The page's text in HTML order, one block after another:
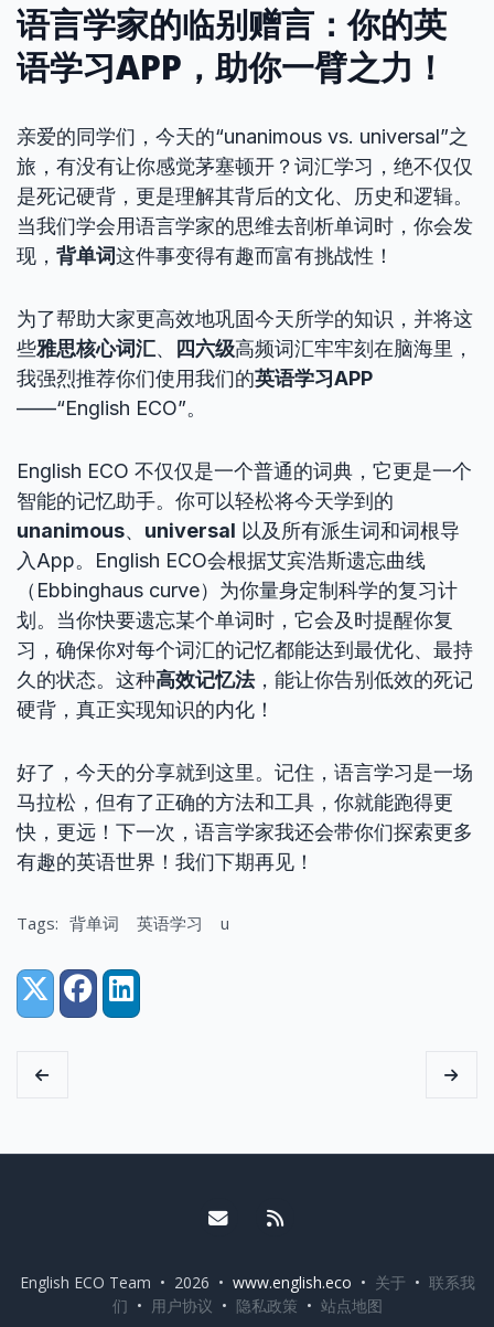
语言学家的临别赠言：你的英
语学习APP ，助你一臂之力！
亲爱的同学们，今天的“unanimous vs. universal”之
旅，有没有让你感觉茅塞顿开？词汇学习，绝不仅仅
是死记硬背，更是理解其背后的文化、历史和逻辑。
当我们学会用语言学家的思维去剖析单词时，你会发
现， 背单词这件事变得有趣而富有挑战性！
为了帮助大家更高效地巩固今天所学的知识，并将这
些雅思核心词汇、 四六级高频词汇牢牢刻在脑海里，
我强烈推荐你们使用我们的英语学习APP
——“English ECO”。
English ECO 不仅仅是一个普通的词典，它更是一个
智能的记忆助手。你可以轻松将今天学到的
unanimous、 universal 以及所有派生词和词根导
入App。English ECO会根据艾宾浩斯遗忘曲线
（Ebbinghaus curve）为你量身定制科学的复习计
划。当你快要遗忘某个单词时，它会及时提醒你复
习，确保你对每个词汇的记忆都能达到最优化、最持
久的状态。这种高效记忆法，能让你告别低效的死记
硬背，真正实现知识的内化！
好了，今天的分享就到这里。记住，语言学习是一场
马拉松，但有了正确的方法和工具，你就能跑得更
快，更远！下一次，语言学家我还会带你们探索更多
有趣的英语世界！我们下期再见！
Tags: 背单词 英语学习 u
Share:
X (Twitter)
FacebookLinkedIn
Email me
English ECO Team • 2026 • www.english.eco • 关于 • 联系我
们 • 用户协议 • 隐私政策 • 站点地图